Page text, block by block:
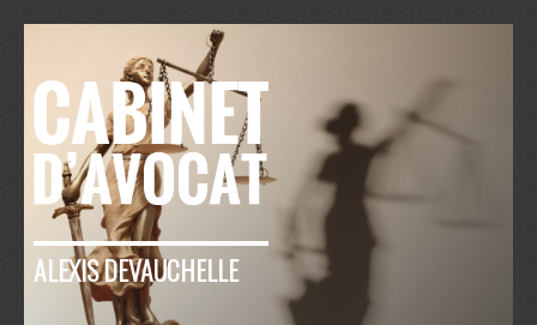
ALEXIS DEVAUCHELLE